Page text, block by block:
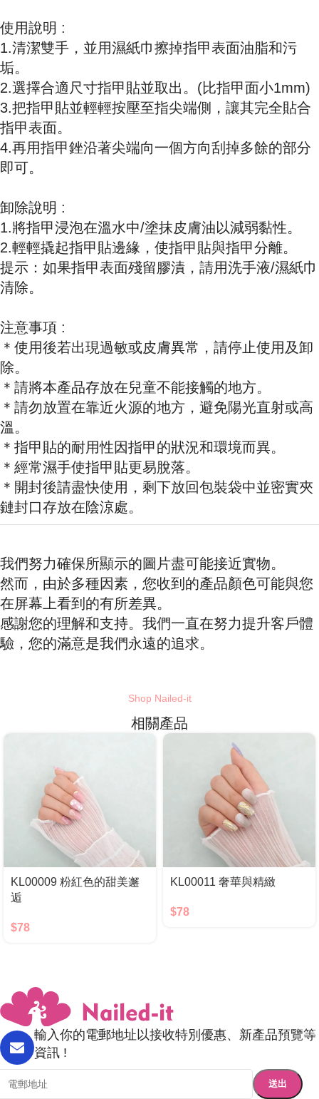
使用說明 :
1.清潔雙手，並用濕紙巾擦掉指甲表面油脂和污
垢。
2.選擇合適尺寸指甲貼並取出。(比指甲面小1mm)
3.把指甲貼並輕輕按壓至指尖端側，讓其完全貼合
指甲表面。
4.再用指甲銼沿著尖端向一個方向刮掉多餘的部分
即可。
卸除說明 :
1.將指甲浸泡在溫水中/塗抹皮膚油以減弱黏性。
2.輕輕撬起指甲貼邊緣，使指甲貼與指甲分離。
提示：如果指甲表面殘留膠漬，請用洗手液/濕紙巾
清除。
注意事項 :
＊使用後若出現過敏或皮膚異常，請停止使用及卸
除。
＊請將本產品存放在兒童不能接觸的地方。
＊請勿放置在靠近火源的地方，避免陽光直射或高
溫。
＊指甲貼的耐用性因指甲的狀況和環境而異。
＊經常濕手使指甲貼更易脫落。
＊開封後請盡快使用，剩下放回包裝袋中並密實夾
鏈封口存放在陰涼處。
我們努力確保所顯示的圖片盡可能接近實物。
然而，由於多種因素，您收到的產品顏色可能與您
在屏幕上看到的有所差異。
感謝您的理解和支持。我們一直在努力提升客戶體
驗，您的滿意是我們永遠的追求。
Shop Nailed-it
相關產品
KL00009 粉紅色的甜美邂
逅
$78
KL00011 奢華與精緻
$78
輸入你的電郵地址以接收特別優惠、新產品預覽等
資訊 !